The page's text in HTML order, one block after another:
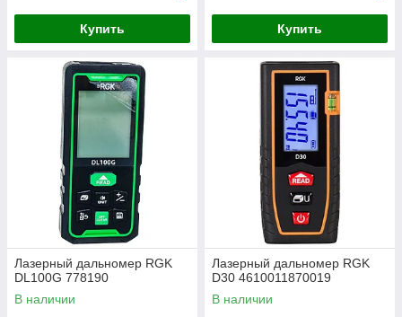
Купить Купить
Лазерный дальномер RGK
DL100G 778190
В наличии
Лазерный дальномер RGK
D30 4610011870019
В наличии